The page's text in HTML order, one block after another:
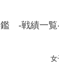
鑑 -戦績一覧
女